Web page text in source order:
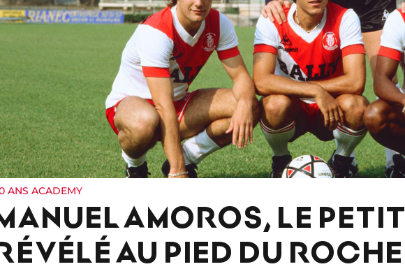
ANS ACADEMY
AMOROS, LE
AU PIED DU